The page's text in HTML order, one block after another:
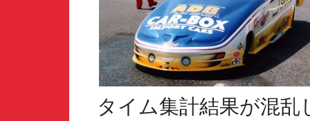
タイム集計結果が混